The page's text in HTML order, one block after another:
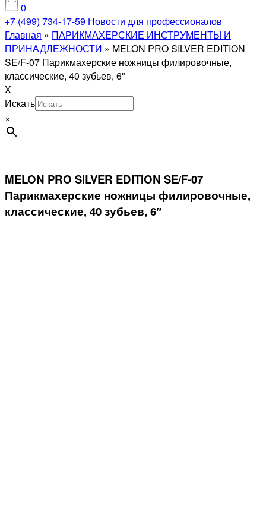
0
+7 (499) 734-17-59 Новости для профессионалов
Главная » ПАРИКМАХЕРСКИЕ ИНСТРУМЕНТЫ И
ПРИНАДЛЕЖНОСТИ » MELON PRO SILVER EDITION
SE/F-07 Парикмахерские ножницы филировочные,
классические, 40 зубьев, 6"
X
Искать
×
MELON PRO SILVER EDITION SE/F-07
Парикмахерские ножницы филировочные,
классические, 40 зубьев, 6″